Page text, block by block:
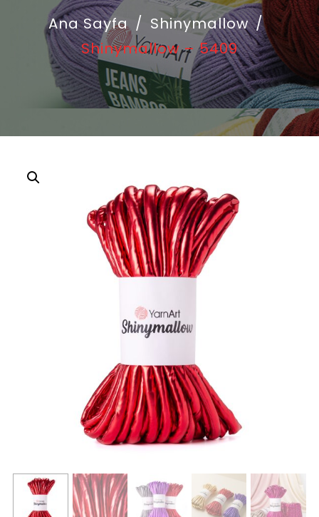
Ana Sayfa / Shinymallow /
Shinymallow – 5409